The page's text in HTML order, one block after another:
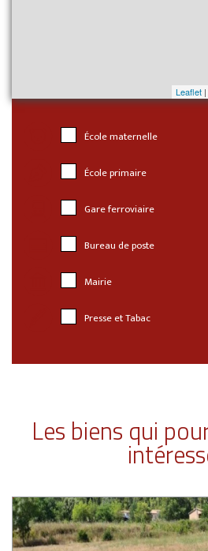
Leaflet |
École maternelle
École primaire
Gare ferroviaire
Bureau de poste
Mairie
Presse et Tabac
Les biens qui